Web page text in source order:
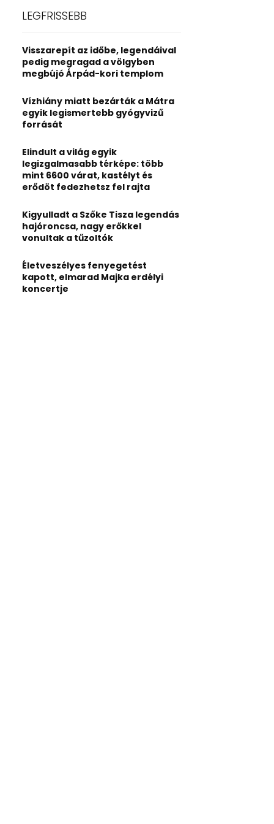
h
o
r
:
H
LEGFRISSEBB
Visszarepít az időbe, legendáival
pedig megragad a völgyben
megbújó Árpád-kori templom
Vízhiány miatt bezárták a Mátra
egyik legismertebb gyógyvizű
forrását
Elindult a világ egyik
legizgalmasabb térképe: több
mint 6600 várat, kastélyt és
erődöt fedezhetsz fel rajta
Kigyulladt a Szőke Tisza legendás
hajóroncsa, nagy erőkkel
vonultak a tűzoltók
Életveszélyes fenyegetést
kapott, elmarad Majka erdélyi
koncertje